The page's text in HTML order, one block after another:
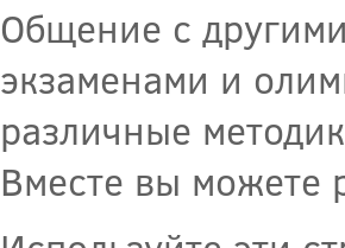
Общение с
экзаменами и
различные
Вместе вы можете